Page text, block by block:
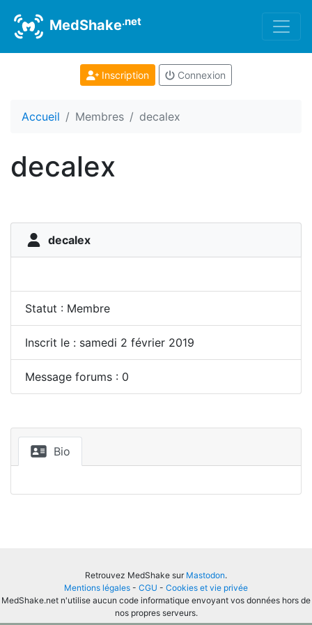
MedShake.net
Inscription Connexion
Accueil Membres decalex
decalex
decalex
Statut : Membre
Inscrit le : samedi 2 février 2019
Message forums : 0
Bio
Retrouvez MedShake sur Mastodon.
Mentions légales - CGU - Cookies et vie privée
MedShake.net n'utilise aucun code informatique envoyant vos données hors de
nos propres serveurs.